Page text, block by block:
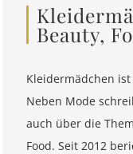
Beauty,
Kleidermädchen
Neben Mode
auch über die
Food. Seit 2012